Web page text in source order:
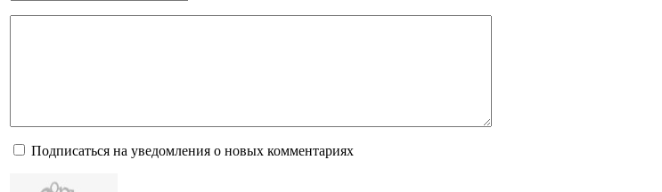
Подписаться на уведомления о новых комментариях